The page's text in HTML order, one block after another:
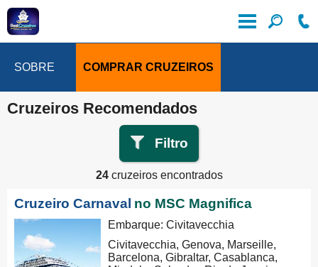
SOBRE COMPRAR CRUZEIROS
Cruzeiros Recomendados
Filtro
24cruzeiros encontrados
Cruzeiro Carnaval no MSC Magnifica
Embarque: Civitavecchia
Civitavecchia, Genova, Marseille,
Barcelona, Gibraltar, Casablanca,